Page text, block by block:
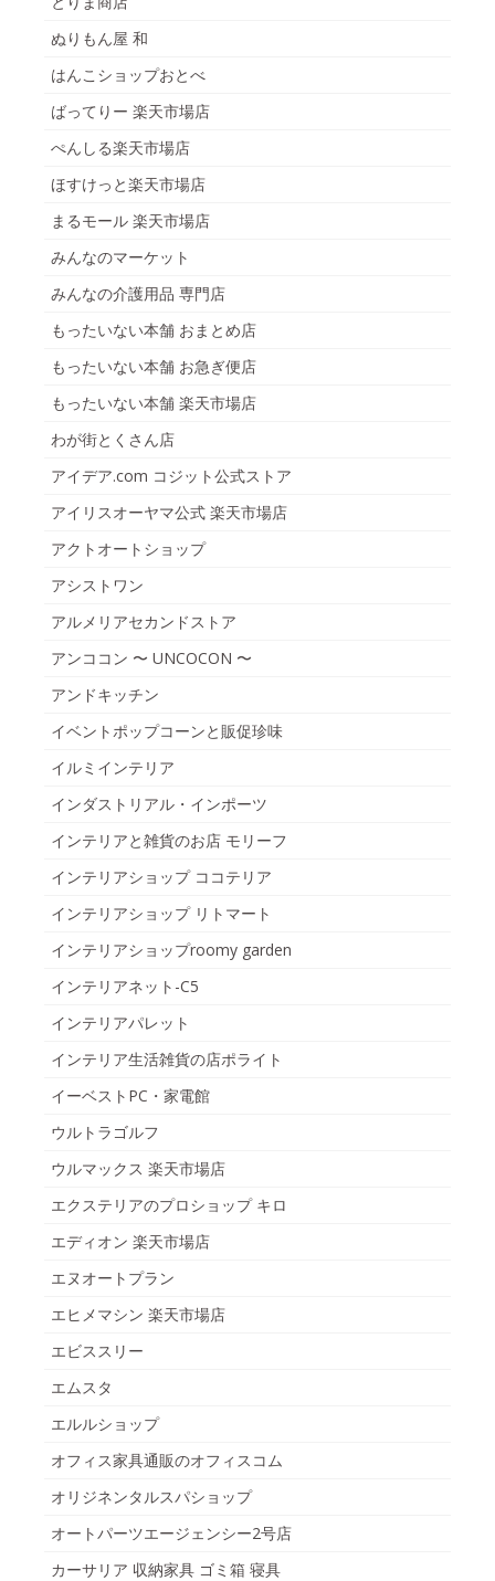
ぬりもん屋 和
はんこショップおとべ
ばってりー 楽天市場店
ぺんしる楽天市場店
ほすけっと楽天市場店
まるモール 楽天市場店
みんなのマーケット
みんなの介護用品 専門店
もったいない本舗 おまとめ店
もったいない本舗 お急ぎ便店
もったいない本舗 楽天市場店
わが街とくさん店
アイデア.com コジット公式ストア
アイリスオーヤマ公式 楽天市場店
アクトオートショップ
アシストワン
アルメリアセカンドストア
アンココン 〜 UNCOCON 〜
アンドキッチン
イベントポップコーンと販促珍味
イルミインテリア
インダストリアル・インポーツ
インテリアと雑貨のお店 モリーフ
インテリアショップ ココテリア
インテリアショップ リトマート
インテリアショップroomy garden
インテリアネット-C5
インテリアパレット
インテリア生活雑貨の店ポライト
イーベストPC・家電館
ウルトラゴルフ
ウルマックス 楽天市場店
エクステリアのプロショップ キロ
エディオン 楽天市場店
エヌオートプラン
エヒメマシン 楽天市場店
エビススリー
エムスタ
エルルショップ
オフィス家具通販のオフィスコム
オリジネンタルスパショップ
オートパーツエージェンシー2号店
カーサリア 収納家具 ゴミ箱 寝具